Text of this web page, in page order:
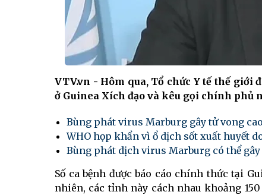
VTV.vn - Hôm qua, Tổ chức Y tế thế
ở Guinea Xích đạo và kêu gọi chính phủ
Bùng phát virus Marburg gây tử vong
WHO họp khẩn vì ổ dịch sốt xuất huyết
Bùng phát dịch virus Marburg có thể
Số ca bệnh được báo cáo chính thức tại
nhiên, các tỉnh này cách nhau khoảng